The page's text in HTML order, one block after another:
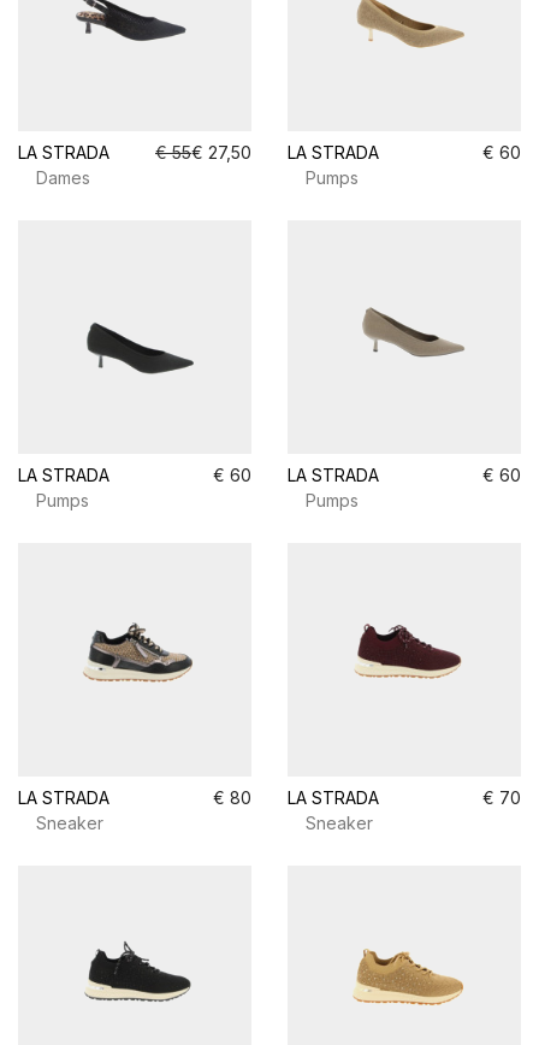
LA STRADA € 55€ 27,50
Dames
LA STRADA
€ 60
Pumps
LA STRADA
€ 60
Pumps
LA STRADA
€ 60
Pumps
LA STRADA
€ 80
Sneaker
LA STRADA
€ 70
Sneaker